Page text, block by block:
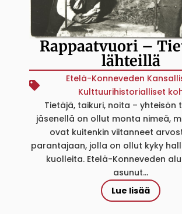
Rappaatvuori –
lähteillä
Etelä-Konneveden
Kulttuurihistorialliset
Tietäjä, taikuri, noita – yhteisön
jäsenellä on ollut monta nimeä,
ovat kuitenkin viitanneet
parantajaan, jolla on ollut kyky
kuolleita. Etelä-Konneveden
asunut...
Lue lisää